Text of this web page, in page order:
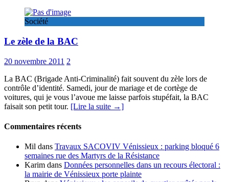
Société
Le zèle de la BAC
20 novembre 2011 2
La BAC (Brigade Anti-Criminalité) fait souvent du zèle lors de
contrôle d’identité. Samedi, jour de mariage et de cortège de
voitures, qui je vous l’avoue me laisse parfois stupéfait, la BAC
faisait son petit tour. [Lire la suite →]
Commentaires récents
Mil dans Travaux SACOVIV Vénissieux : parking bloqué 6
semaines rue des Martyrs de la Résistance
Karim dans Données personnelles dans un recours électoral :
la mairie de Vénissieux porte plainte